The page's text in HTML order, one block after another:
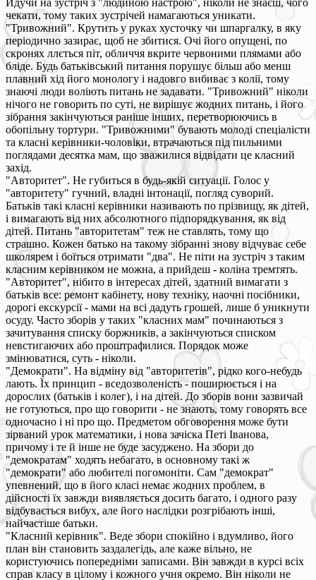
чекати, тому таких зустрічей намагаються уникати.
"Тривожний". Крутить у руках хусточку чи шпаргалку, в яку
періодично зазирає, щоб не збитися. Очі його опущені, по
скронях ллється піт, обличчя вкрите червоними плямами або
бліде. Будь батьківський питання порушує більш або менш
плавний хід його монологу і надовго вибиває з колії, тому
знаючі люди воліють питань не задавати. "Тривожний" ніколи
нічого не говорить по суті, не вирішує жодних питань, і його
зібрання закінчуються раніше інших, перетворюючись в
обопільну тортури. "Тривожними" бувають молоді спеціалісти
та класні керівники-чоловіки, втрачаються під пильними
поглядами десятка мам, що зважилися відвідати це класний
захід.
"Авторитет". Не губиться в будь-якій ситуації. Голос у
"авторитету" гучний, владні інтонації, погляд суворий.
Батьків такі класні керівники називають по прізвищу, як дітей,
і вимагають від них абсолютного підпорядкування, як від
дітей. Питань "авторитетам" теж не ставлять, тому що
страшно. Кожен батько на такому зібранні знову відчуває себе
школярем і боїться отримати "два". Не піти на зустріч з таким
класним керівником не можна, а прийдеш - коліна тремтять.
"Авторитет", нібито в інтересах дітей, здатний вимагати з
батьків все: ремонт кабінету, нову техніку, наочні посібники,
дорогі екскурсії - мами на всі дадуть грошей, лише б уникнути
осуду. Часто зборів у таких "класних мам" починаються з
зачитування списку боржників, а закінчуються списком
невстигаючих або проштрафилися. Порядок може
змінюватися, суть - ніколи.
"Демократи". На відміну від "авторитетів", рідко кого-небудь
лають. Їх принцип - вседозволеність - поширюється і на
дорослих (батьків і колег), і на дітей. До зборів вони зазвичай
не готуються, про що говорити - не знають, тому говорять все
одночасно і ні про що. Предметом обговорення може бути
зірваний урок математики, і нова зачіска Петі Іванова,
причому і те й інше не буде засуджено. На збори до
"демократам" ходять небагато, в основному такі ж
"демократи" або любителі погомоніти. Сам "демократ"
упевнений, що в його класі немає жодних проблем, в
дійсності їх завжди виявляється досить багато, і одного разу
відбувається вибух, але його наслідки розгрібають інші,
найчастіше батьки.
"Класний керівник". Веде збори спокійно і вдумливо, його
план він становить заздалегідь, але каже вільно, не
користуючись попередніми записами. Він завжди в курсі всіх
справ класу в цілому і кожного учня окремо. Він ніколи не